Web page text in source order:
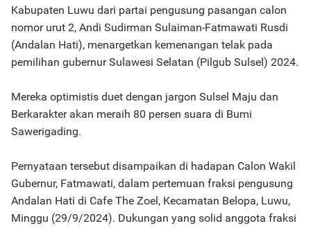
Kabupaten Luwu dari partai pengusung pasangan calon
nomor urut 2, Andi Sudirman Sulaiman-Fatmawati Rusdi
(Andalan Hati), menargetkan kemenangan telak pada
pemilihan gubernur Sulawesi Selatan (Pilgub Sulsel) 2024.
Mereka optimistis duet dengan jargon Sulsel Maju dan
Berkarakter akan meraih 80 persen suara di Bumi
Sawerigading.
Pernyataan tersebut disampaikan di hadapan Calon Wakil
Gubernur, Fatmawati, dalam pertemuan fraksi pengusung
Andalan Hati di Cafe The Zoel, Kecamatan Belopa, Luwu,
Minggu (29/9/2024). Dukungan yang solid anggota fraksi